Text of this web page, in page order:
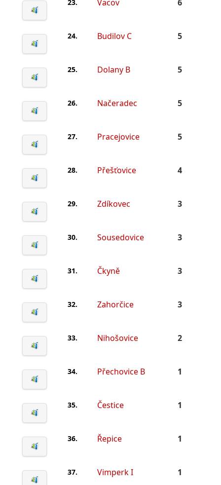
23. Vacov 6
24. Budilov C 5
25. Dolany B 5
26. Načeradec 5
27. Pracejovice 5
28. Přešťovice 4
29. Zdíkovec 3
30. Sousedovice 3
31. Čkyně 3
32. Zahorčice 3
33. Nihošovice 2
34. Přechovice B 1
35. Čestice 1
36. Řepice 1
37. Vimperk I 1